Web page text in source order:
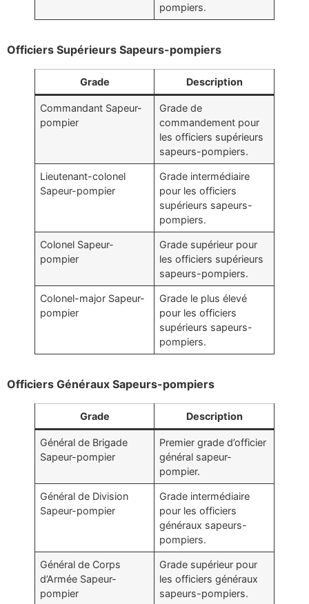
pompiers.
Officiers Supérieurs Sapeurs-pompiers
Grade Description
Commandant Sapeur-
pompier
Grade de
commandement pour
les officiers supérieurs
sapeurs-pompiers.
Lieutenant-colonel
Sapeur-pompier
Grade intermédiaire
pour les officiers
supérieurs sapeurs-
pompiers.
Colonel Sapeur-
pompier
Grade supérieur pour
les officiers supérieurs
sapeurs-pompiers.
Colonel-major Sapeur-
pompier
Grade le plus élevé
pour les officiers
supérieurs sapeurs-
pompiers.
Officiers Généraux Sapeurs-pompiers
Grade Description
Général de Brigade
Sapeur-pompier
Premier grade d’officier
général sapeur-
pompier.
Général de Division
Sapeur-pompier
Grade intermédiaire
pour les officiers
généraux sapeurs-
pompiers.
Général de Corps
d’Armée Sapeur-
pompier
Grade supérieur pour
les officiers généraux
sapeurs-pompiers.